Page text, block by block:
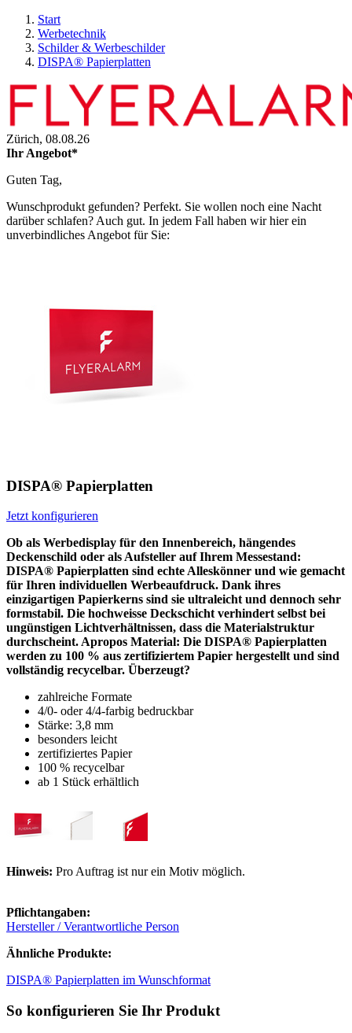
Start
Werbetechnik
Schilder & Werbeschilder
DISPA® Papierplatten
Zürich, 08.08.26
Ihr Angebot*
Guten Tag,
Wunschprodukt gefunden? Perfekt. Sie wollen noch eine Nacht
darüber schlafen? Auch gut. In jedem Fall haben wir hier ein
unverbindliches Angebot für Sie:
DISPA® Papierplatten
Jetzt konfigurieren
Ob als Werbedisplay für den Innenbereich, hängendes
Deckenschild oder als Aufsteller auf Ihrem Messestand:
DISPA® Papierplatten sind echte Alleskönner und wie gemacht
für Ihren individuellen Werbeaufdruck. Dank ihres
einzigartigen Papierkerns sind sie ultraleicht und dennoch sehr
formstabil. Die hochweisse Deckschicht verhindert selbst bei
ungünstigen Lichtverhältnissen, dass die Materialstruktur
durchscheint. Apropos Material: Die DISPA® Papierplatten
werden zu 100 % aus zertifiziertem Papier hergestellt und sind
vollständig recycelbar. Überzeugt?
zahlreiche Formate
4/0- oder 4/4-farbig bedruckbar
Stärke: 3,8 mm
besonders leicht
zertifiziertes Papier
100 % recycelbar
ab 1 Stück erhältlich
Hinweis: Pro Auftrag ist nur ein Motiv möglich.
Pflichtangaben:
Hersteller / Verantwortliche Person
Ähnliche Produkte:
DISPA® Papierplatten im Wunschformat
So konfigurieren Sie Ihr Produkt